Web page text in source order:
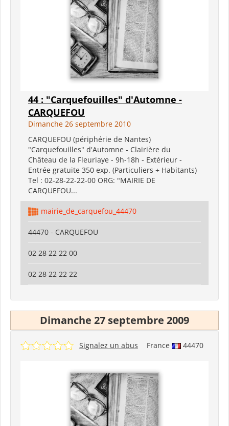
44 : "Carquefouilles" d'Automne -
CARQUEFOU
Dimanche 26 septembre 2010
CARQUEFOU (périphérie de Nantes)
"Carquefouilles" d'Automne - Clairière du
Château de la Fleuriaye - 9h-18h - Extérieur -
Entrée gratuite 350 exp. (Particuliers + Habitants)
Tel : 02-28-22-22-00 ORG: "MAIRIE DE
CARQUEFOU...
mairie_de_carquefou_44470
44470 - CARQUEFOU
02 28 22 22 00
02 28 22 22 22
Dimanche 27 septembre 2009
France 44470
Signalez un abus